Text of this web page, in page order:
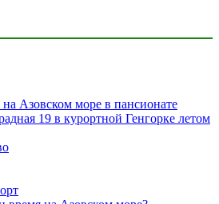
Азовском море в пансионате
19 в курортной Генгорке летом